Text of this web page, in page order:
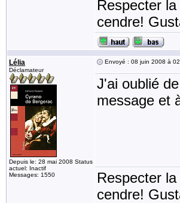
Respecter
cendre!
Lélia
Déclamateur
Depuis le: 28 mai 2008 Status
actuel: Inactif
Messages: 1550
Envoyé : 08 juin 2008 à
J'ai oublié
message et
Respecter
cendre!